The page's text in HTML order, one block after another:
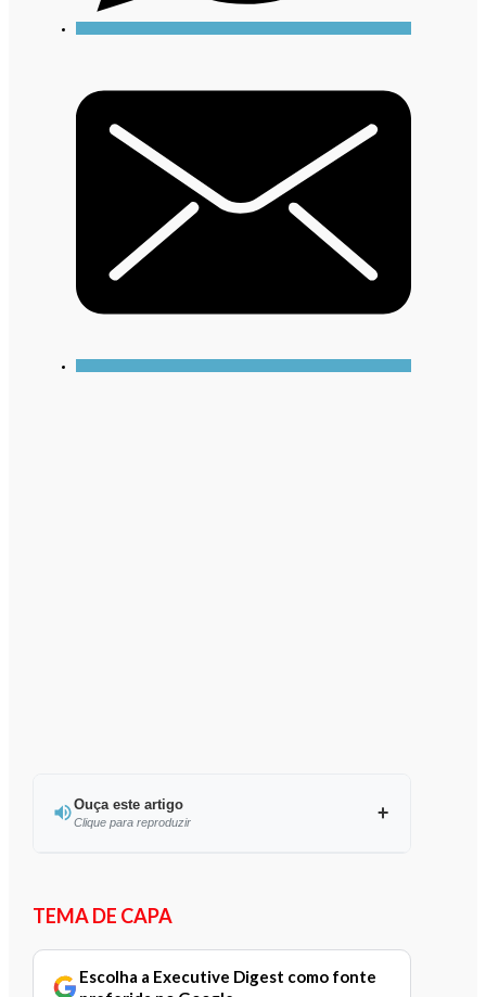
Ouça este artigo
Clique para reproduzir
TEMA DE CAPA
Escolha a Executive Digest como fonte